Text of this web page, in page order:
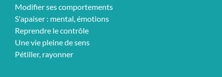
Modifier ses comportements
S'apaiser : mental, émotions
Reprendre le contrôle
Une vie pleine de sens
Pétiller, rayonner